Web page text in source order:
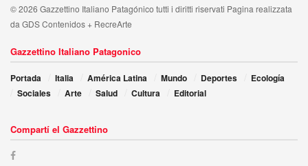
© 2026 Gazzettino Italiano Patagónico tutti i diritti riservati Pagina realizzata
da GDS Contenidos + RecreArte
Gazzettino Italiano Patagonico
Portada Italia América Latina Mundo Deportes
Ecología
Sociales
Arte Salud Cultura Editorial
Compartí el Gazzettino